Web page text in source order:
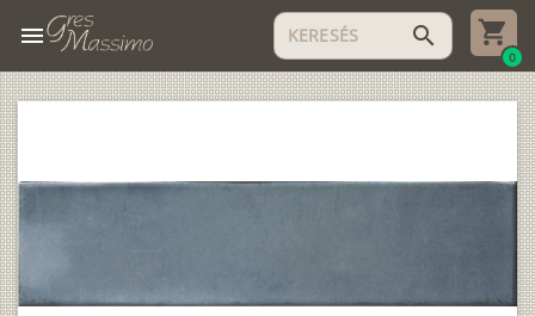
menu search
0